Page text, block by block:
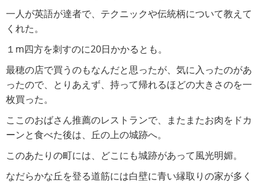
一人が英語が達者で、テクニックや伝統柄について教えて
くれた。
１m四方を刺すのに20日かかるとも。
最穂の店で買うのもなんだと思ったが、気に入ったのがあ
ったので、とりあえず、持って帰れるほどの大きさのを一
枚買った。
ここのおばさん推薦のレストランで、またまたお肉をドカ
ーンと食べた後は、丘の上の城跡へ。
このあたりの町には、どこにも城跡があって風光明媚。
なだらかな丘を登る道筋には白壁に青い縁取りの家が多く